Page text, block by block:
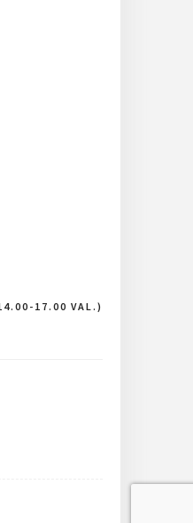
17.00 VAL.)